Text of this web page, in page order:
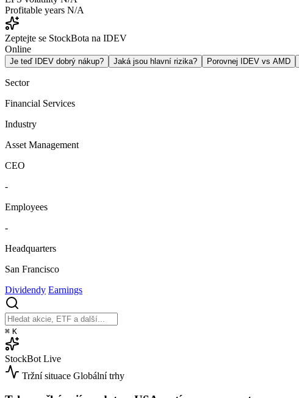
Profitable years N/A
Zeptejte se StockBota na IDEV
Online
Je teď IDEV dobrý nákup? Jaká jsou hlavní rizika? Porovnej IDEV vs AMD
Sector
Financial Services
Industry
Asset Management
CEO
-
Employees
-
Headquarters
San Francisco
Dividendy Earnings
⌘ K
StockBot Live
Tržní situace Globální trhy